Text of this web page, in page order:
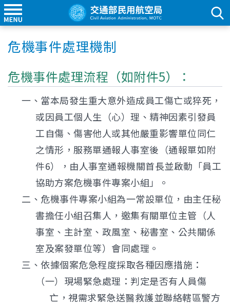
危機事件處理機制
危機事件處理流程（如附件5）：
一、當本局發生重大意外造成員工傷亡或猝死，
或因員工個人生（心）理、精神因素引發員
工自傷、傷害他人或其他嚴重影響單位同仁
之情形，服務單通報人事室後（通報單如附
件6），由人事室通報機關首長並啟動「員工
協助方案危機事件專案小組」。
二、危機事件專案小組為一常設單位，由主任秘
書擔任小組召集人，邀集有關單位主管（人
事室、主計室、政風室、秘書室、公共關係
室及案發單位等）會同處理。
三、依據個案危急程度採取各種因應措施：
（一）現場緊急處理：判定是否有人員傷
亡，視需求緊急送醫救護並聯絡轄區警方